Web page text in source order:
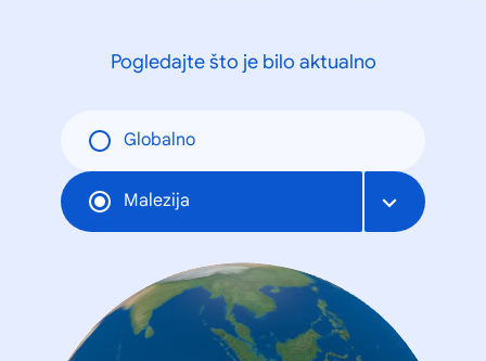
Pogledajte što je bilo aktualno
Globalno
Malezija